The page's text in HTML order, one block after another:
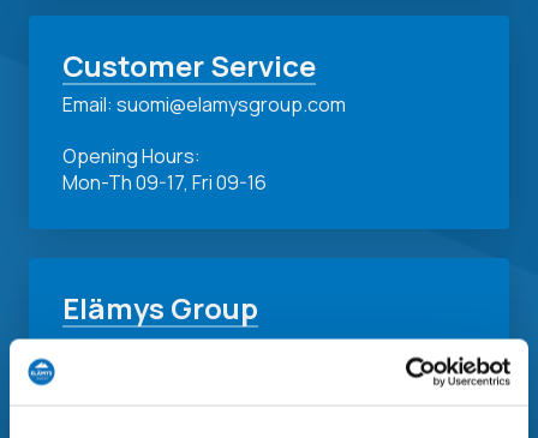
Customer Service
Email: suomi@elamysgroup.com
Opening Hours:
Mon-Th 09-17, Fri 09-16
Elämys Group